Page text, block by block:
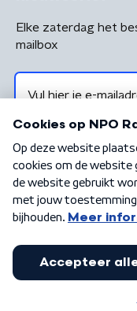
Elke zaterdag het
mailbox
Algemene